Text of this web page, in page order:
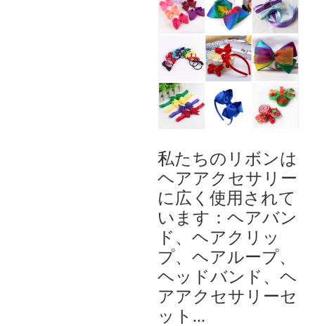
私たちのリボンは
ヘアアクセサリー
に広く使用されて
います：ヘアバン
ド、ヘアクリッ
プ、ヘアループ、
ヘッドバンド、ヘ
アアクセサリーセ
ット...